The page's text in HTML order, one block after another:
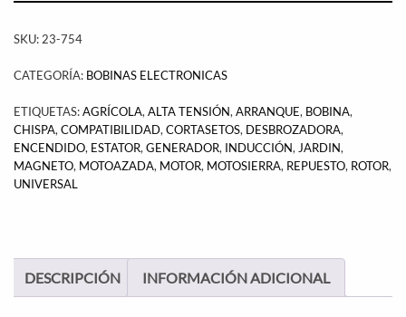
SKU: 23-754
CATEGORÍA: BOBINAS ELECTRONICAS
ETIQUETAS:AGRÍCOLA, ALTA TENSIÓN, ARRANQUE, BOBINA,
CHISPA, COMPATIBILIDAD, CORTASETOS, DESBROZADORA,
ENCENDIDO, ESTATOR, GENERADOR, INDUCCIÓN, JARDIN,
MAGNETO, MOTOAZADA, MOTOR, MOTOSIERRA, REPUESTO, ROTOR,
UNIVERSAL
DESCRIPCIÓN INFORMACIÓN ADICIONAL